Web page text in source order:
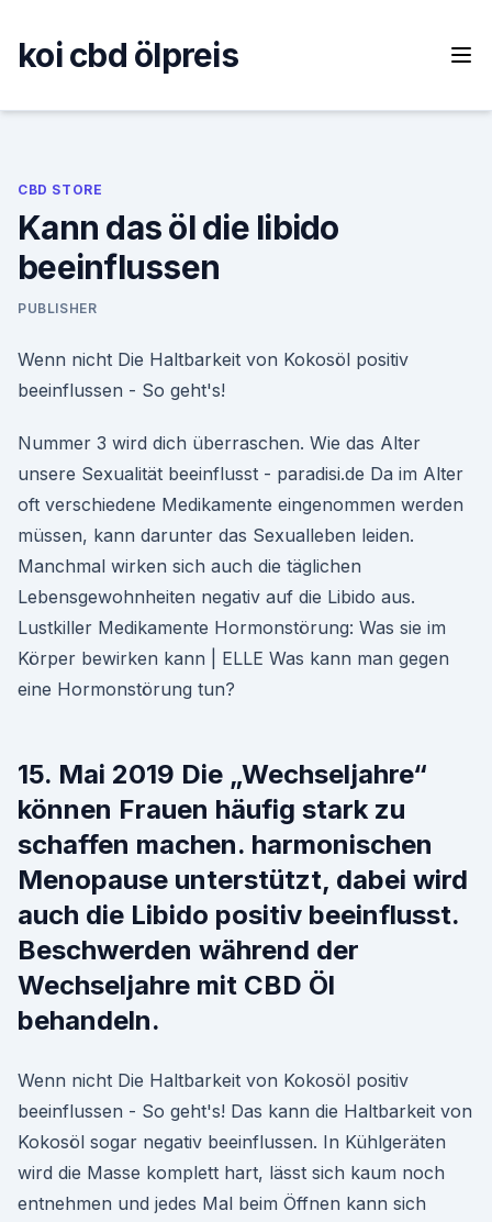
content
koi cbd ölpreis
CBD STORE
Kann das öl die libido
beeinflussen
PUBLISHER
Wenn nicht Die Haltbarkeit von Kokosöl positiv
beeinflussen - So geht's!
Nummer 3 wird dich überraschen. Wie das Alter
unsere Sexualität beeinflusst - paradisi.de Da im Alter
oft verschiedene Medikamente eingenommen werden
müssen, kann darunter das Sexualleben leiden.
Manchmal wirken sich auch die täglichen
Lebensgewohnheiten negativ auf die Libido aus.
Lustkiller Medikamente Hormonstörung: Was sie im
Körper bewirken kann | ELLE Was kann man gegen
eine Hormonstörung tun?
15. Mai 2019 Die „Wechseljahre“
können Frauen häufig stark zu
schaffen machen. harmonischen
Menopause unterstützt, dabei wird
auch die Libido positiv beeinflusst.
Beschwerden während der
Wechseljahre mit CBD Öl
behandeln.
Wenn nicht Die Haltbarkeit von Kokosöl positiv
beeinflussen - So geht's! Das kann die Haltbarkeit von
Kokosöl sogar negativ beeinflussen. In Kühlgeräten
wird die Masse komplett hart, lässt sich kaum noch
entnehmen und jedes Mal beim Öffnen kann sich